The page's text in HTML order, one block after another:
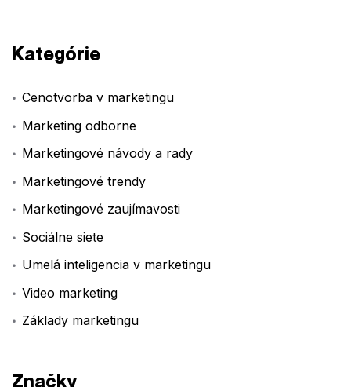
Kategórie
Cenotvorba v marketingu
Marketing odborne
Marketingové návody a rady
Marketingové trendy
Marketingové zaujímavosti
Sociálne siete
Umelá inteligencia v marketingu
Video marketing
Základy marketingu
Značky